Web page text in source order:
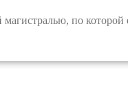
по которой